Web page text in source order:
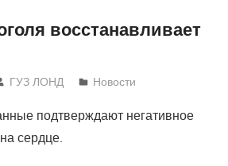
восстанавливает
ГУЗ ЛОНД Новости
подтверждают негативное
сердце.